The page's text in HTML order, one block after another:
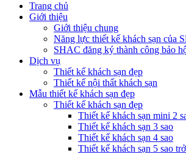
Trang chủ
Giới thiệu
Giới thiệu chung
Năng lực thiết kế khách sạn của
SHAC đăng ký thành công bảo
Dịch vụ
Thiết kế khách sạn đẹp
Thiết kế nội thất khách sạn
Mẫu thiết kế khách sạn đẹp
Thiết kế khách sạn đẹp
Thiết kế khách sạn mini 2
Thiết kế khách sạn 3 sao
Thiết kế khách sạn 4 sao
Thiết kế khách sạn 5 sao